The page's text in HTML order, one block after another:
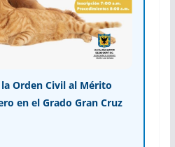
Orden Civil al Mérito
en el Grado Gran Cruz